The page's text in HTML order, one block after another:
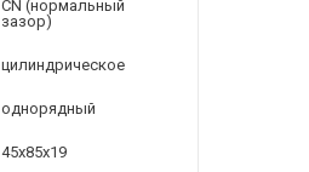
CN (нормальный
зазор)
цилиндрическое
однорядный
45x85x19